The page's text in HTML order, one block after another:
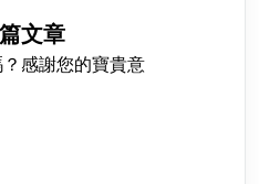
文章
感謝您的寶貴意